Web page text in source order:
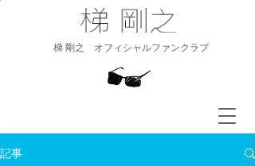
​梯 剛之 オフィシャルファンクラブ
記事